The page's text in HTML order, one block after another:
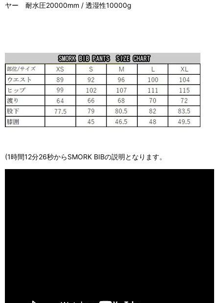
ヤー 耐水圧20000mm / 透湿性10000g
(1時間12分26秒からSMORK BIBの説明となります。